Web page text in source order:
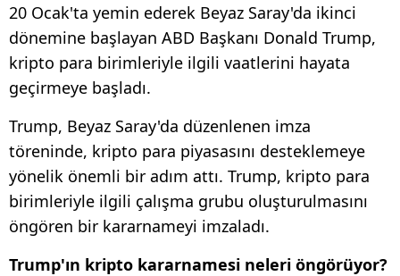
20 Ocak'ta yemin ederek Beyaz Saray'da ikinci
dönemine başlayan ABD Başkanı Donald Trump,
kripto para birimleriyle ilgili vaatlerini hayata
geçirmeye başladı.
Trump, Beyaz Saray'da düzenlenen imza
töreninde, kripto para piyasasını desteklemeye
yönelik önemli bir adım attı. Trump, kripto para
birimleriyle ilgili çalışma grubu oluşturulmasını
öngören bir kararnameyi imzaladı.
Trump'ın kripto kararnamesi neleri öngörüyor?